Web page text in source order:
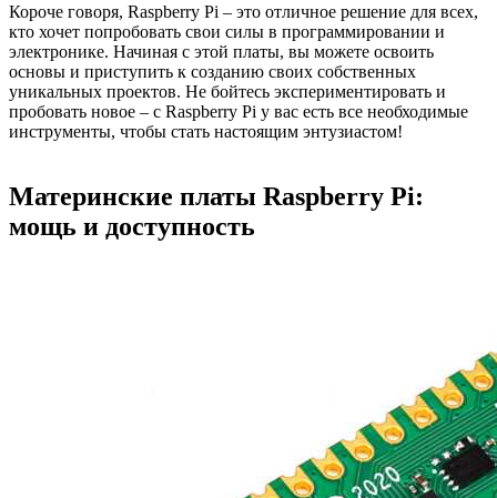
Короче говоря, Raspberry Pi – это отличное решение для всех,
кто хочет попробовать свои силы в программировании и
электронике. Начиная с этой платы, вы можете освоить
основы и приступить к созданию своих собственных
уникальных проектов. Не бойтесь экспериментировать и
пробовать новое – с Raspberry Pi у вас есть все необходимые
инструменты, чтобы стать настоящим энтузиастом!
Материнские платы Raspberry Pi:
мощь и доступность